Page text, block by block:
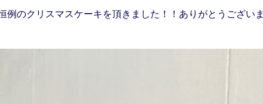
例のクリスマスケーキを頂きました！！ありがとうございま